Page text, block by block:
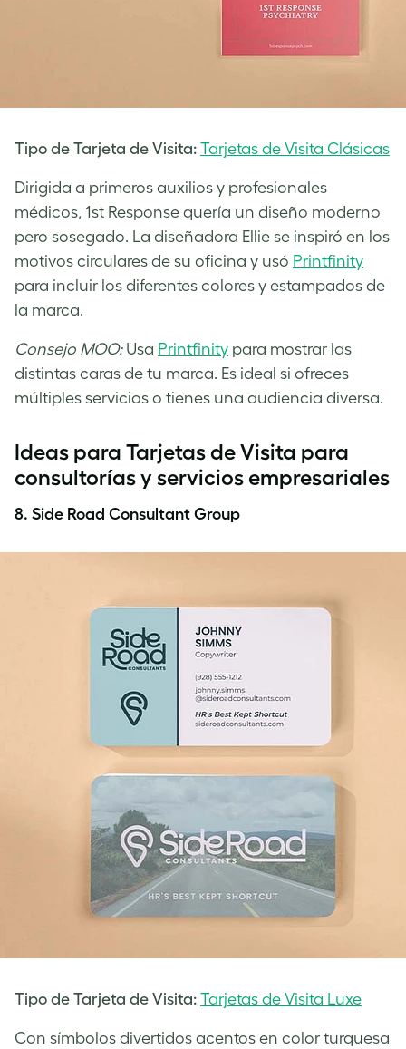
Tipo de Tarjeta de Visita: Tarjetas de Visita Clásicas
Dirigida a primeros auxilios y profesionales
médicos, 1st Response quería un diseño moderno
pero sosegado. La diseñadora Ellie se inspiró en los
motivos circulares de su oficina y usó Printfinity
para incluir los diferentes colores y estampados de
la marca.
Consejo MOO:Usa Printfinity para mostrar las
distintas caras de tu marca. Es ideal si ofreces
múltiples servicios o tienes una audiencia diversa.
Ideas para Tarjetas de Visita para
consultorías y servicios empresariales
8. Side Road Consultant Group
Tipo de Tarjeta de Visita: Tarjetas de Visita Luxe
Con símbolos divertidos acentos en color turquesa